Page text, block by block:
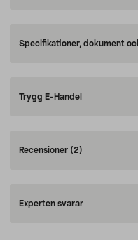
Specifikationer, dokument
Trygg E-Handel
Recensioner (2)
Experten svarar